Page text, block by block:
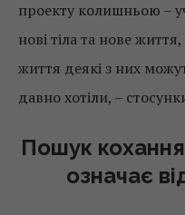
проекту колишньою –
нові тіла та нове
життя деякі з них
давно хотіли, –
Пошук
означає